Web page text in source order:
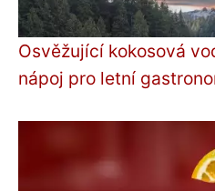
Osvěžující kokosová
nápoj pro letní